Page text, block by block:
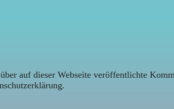
auf dieser Webseite veröffentlichte